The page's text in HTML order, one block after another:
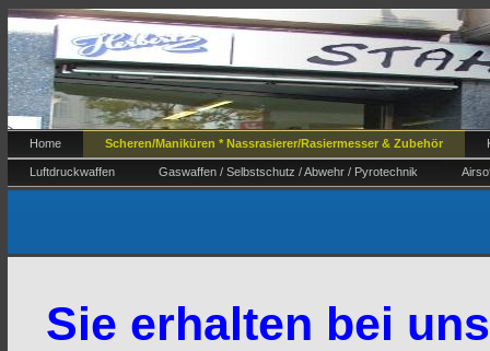
Home Scheren/Maniküren * Nassrasierer/Rasiermesser & Zubehör
Luftdruckwaffen Gaswaffen / Selbstschutz / Abwehr / Pyrotechnik
Sie erhalten bei